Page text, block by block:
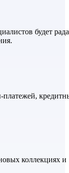
будет рада
коллекциях и